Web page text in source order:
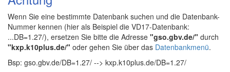
Wenn Sie eine bestimmte Datenbank suchen und die Datenbank-
Nummer kennen (hier als Beispiel die VD17-Datenbank:
...DB=1.27/), ersetzen Sie bitte die Adresse "gso.gbv.de/" durch
"kxp.k10plus.de/" oder gehen Sie über das Datenbankmenü.
Bsp: gso.gbv.de/DB=1.27/ --> kxp.k10plus.de/DB=1.27/